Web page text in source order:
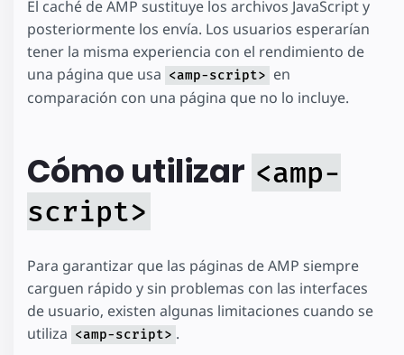
El caché de AMP sustituye los archivos JavaScript y
posteriormente los envía. Los usuarios esperarían
tener la misma experiencia con el rendimiento de
una página que usa <amp-script> en
comparación con una página que no lo incluye.
Cómo utilizar <amp-
script>
Para garantizar que las páginas de AMP siempre
carguen rápido y sin problemas con las interfaces
de usuario, existen algunas limitaciones cuando se
utiliza <amp-script> .